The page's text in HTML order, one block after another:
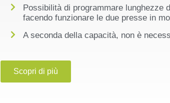
Possibilità di programmare lunghezze
facendo funzionare le due presse in
A seconda della capacità, non è
Scopri di più